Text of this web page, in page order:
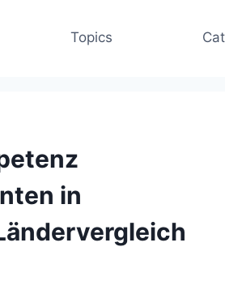
Topics
in